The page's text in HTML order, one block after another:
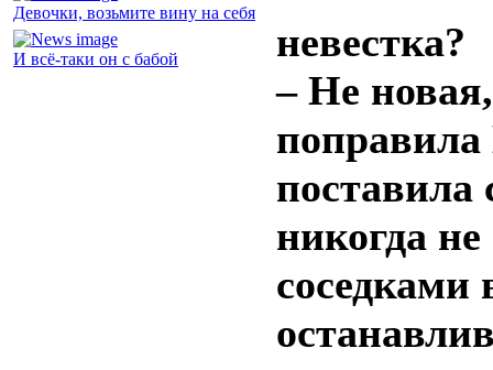
Девочки, возьмите вину на себя
И всё-таки он с бабой
невестка?
– Не
поставила
никогда
соседками